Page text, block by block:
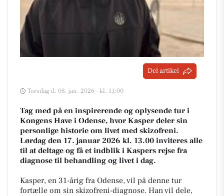
Del artikel
Torsdag d. 08. jan. 2026 - kl. 11:00
Tag med på en inspirerende og oplysende tur i
Kongens Have i Odense, hvor Kasper deler sin
personlige historie om livet med skizofreni.
Lørdag den 17. januar 2026 kl. 13.00 inviteres alle
til at deltage og få et indblik i Kaspers rejse fra
diagnose til behandling og livet i dag.
Kasper, en 31-årig fra Odense, vil på denne tur
fortælle om sin skizofreni-diagnose. Han vil dele,